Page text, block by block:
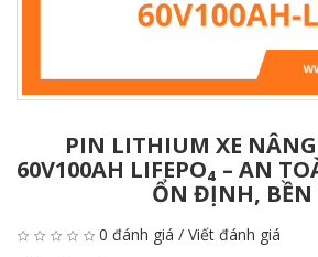
PIN LITHIUM XE
60V100AH LIFEPO₄ – AN
ỔN ĐỊNH, BỀN
0 đánh giá / Viết đánh giá